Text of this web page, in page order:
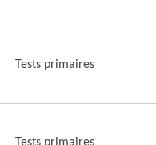
Tests primaires